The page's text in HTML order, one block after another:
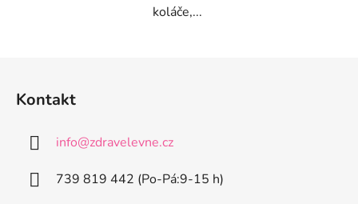
koláče,...
Kontakt
info@zdravelevne.cz
739 819 442 (Po-Pá:9-15 h)